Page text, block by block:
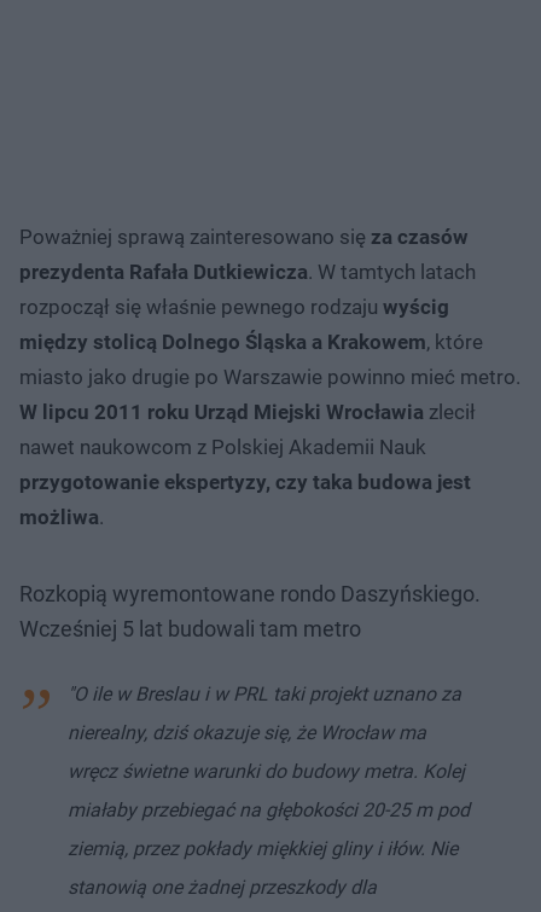
Poważniej sprawą zainteresowano się za czasów
prezydenta Rafała Dutkiewicza. W tamtych latach
rozpoczął się właśnie pewnego rodzaju wyścig
między stolicą Dolnego Śląska a Krakowem, które
miasto jako drugie po Warszawie powinno mieć metro.
W lipcu 2011 roku Urząd Miejski Wrocławia zlecił
nawet naukowcom z Polskiej Akademii Nauk
przygotowanie ekspertyzy, czy taka budowa jest
możliwa.
Rozkopią wyremontowane rondo Daszyńskiego.
Wcześniej 5 lat budowali tam metro
"O ile w Breslau i w PRL taki projekt uznano za
nierealny, dziś okazuje się, że Wrocław ma
wręcz świetne warunki do budowy metra. Kolej
miałaby przebiegać na głębokości 20-25 m pod
ziemią, przez pokłady miękkiej gliny i iłów. Nie
stanowią one żadnej przeszkody dla